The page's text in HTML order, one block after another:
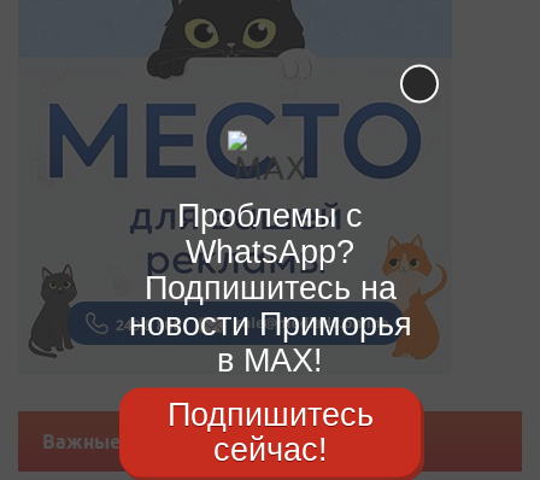
Важные новости
Проблемы с
WhatsApp?
Подпишитесь на
новости Приморья
в MAX!
Подпишитесь
сейчас!